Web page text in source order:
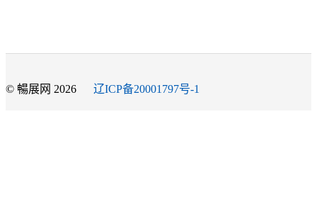
© 暢展网 2026 辽ICP备20001797号-1